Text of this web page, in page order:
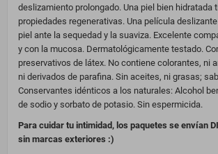
deslizamiento prolongado. Una piel bien hidratada
propiedades regenerativas. Una película
piel ante la sequedad y la suaviza. Excelente
y con la mucosa. Dermatológicamente testado.
preservativos de látex. No contiene colorantes, ni
ni derivados de parafina. Sin aceites, ni grasas;
Conservantes idénticos a los naturales: Alcohol
de sodio y sorbato de potasio. Sin espermicida.
Para cuidar tu intimidad, los paquetes se envían
sin marcas exteriores :)